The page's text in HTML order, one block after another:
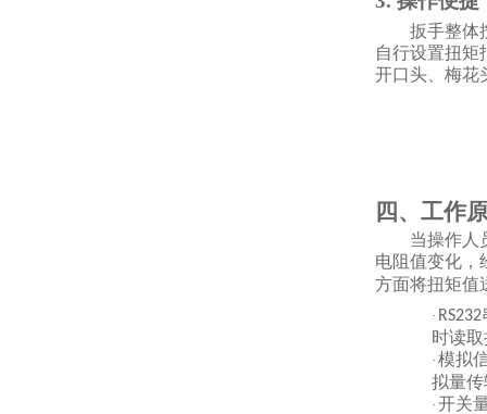
扳手整体
自行设置扭矩
开口头、梅花
四、工作
当操作人
电阻值变化，
方面将扭矩值
· RS232
时读
· 模拟
拟量传
· 开关